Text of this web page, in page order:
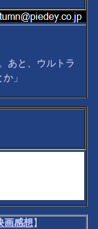
あと、ウルトラ
」
画感想】